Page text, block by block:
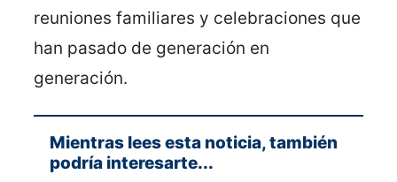
reuniones familiares y celebraciones que
han pasado de generación en
generación.
Mientras lees esta noticia, también
podría interesarte...